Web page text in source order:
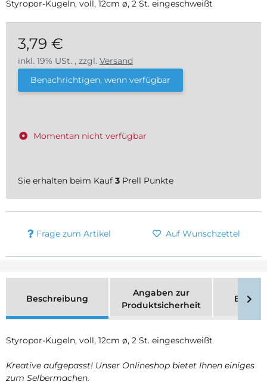
Styropor-Kugeln, voll, 12cm ø, 2 St. eingeschweißt
3,79 €
inkl. 19% USt. , zzgl. Versand
Benachrichtigen, wenn verfügbar
Momentan nicht verfügbar
Sie erhalten beim Kauf 3 Prell Punkte
Frage zum Artikel Auf Wunschzettel
Beschreibung
Angaben zur
Produktsicherheit
Styropor-Kugeln, voll, 12cm ø, 2 St. eingeschweißt
Kreative aufgepasst! Unser Onlineshop bietet Ihnen einiges
zum Selbermachen.